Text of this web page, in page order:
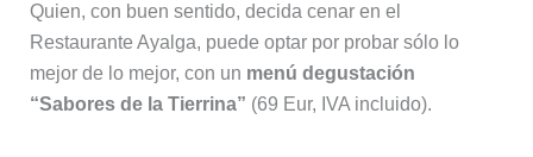
Quien, con buen sentido, decida cenar en el
Restaurante Ayalga, puede optar por probar sólo lo
mejor de lo mejor, con un menú degustación
“Sabores de la Tierrina” (69 Eur, IVA incluido).